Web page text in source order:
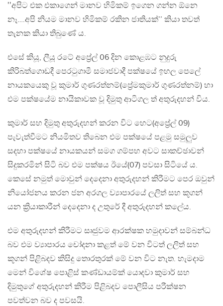
‛‛අපිට එක එකාගෙන් මානව හිමිකම් ඉගෙන ගන්න ඕනෙ
නෑ….අපි නියම මානව හිමිකම් රකින ජාතියක්’’ කියා තවත්
තැනක කියා තිබුණේ ය.
එසේ කියූ, ලීයූ රටේ අප්‍රේල් 06 දින කොළඹට නුදුරු
කිරිබත්ගොඩදී පෙරටුගාමී සමාජවාදී පක්ෂයේ ඉහල පෙලේ
නායකයෙකු වූ කුමාර් ගුණරත්නම්(ප්‍රේමකුමාර් ගුණරත්නම්) හා
එම පක්ෂයේම නායිකාවක වූ දිමුතු ආටිගල ත් අතුරුදහන් විය.
කුමාර් සහ දිමුතු අතුරුදහන් කරන විට හෙට(අප්‍රේල් 09)
පැවැත්වීමට නියමිතව තිබෙන එම පක්ෂයේ පළමු සමුලුව
සදහා පක්ෂයේ නායකයන් සමග ගම්පහ අවට සාකච්ඡාවන්
සිදුකරමින් සිටි බව එම පක්ෂය ඊයේ(07) පවසා සිටියේ ය.
කෙසේ නමුත් මොවුන් දෙදෙනා අතුරුදහන් කිරීමට පෙර ඔවුන්
නියෝජනය කරන ජන අරගල ව්‍යාපාරයේ ලලිත් සහ කූගන්
යන ක්‍රියාකාරීන් දෙදෙනා ද උතුරේ දී අතුරුදහන් කලේය.
එම අතුරුදහන් කිරීමට සෘජුවම ආරක්ෂක හමුදාවන් සම්බන්ධ
බව එම ව්‍යාපාරය චෝදනා කළත් මේ වන විටත් ලලිත් සහ
කූගන් පිළිබදව කිසිදු තොරතුරක් මේ වන විට නැත. හැමදාම
මෙන් විශේෂ පොළිස් කණ්ඩායම්ක් යොදවා කුමාර් සහ
දිමුතුගේ අතුරුදහන් කිරීම පිළිබදව පොලීසිය පරීක්ෂන
පවත්වන බව ද පවසයි.